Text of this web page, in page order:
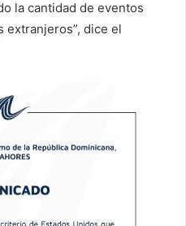
la cantidad de eventos
extranjeros”, dice el